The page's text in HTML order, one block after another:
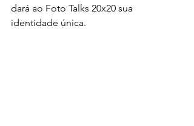
dará ao Foto Talks 20x20 sua
identidade única.